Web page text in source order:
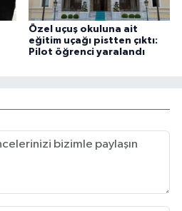
Özel uçuş okuluna ait
eğitim uçağı pistten çıktı:
Pilot öğrenci yaralandı